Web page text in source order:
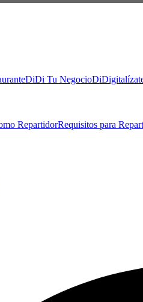
DiDi Tu Negocio
RepartidorRequisitos para